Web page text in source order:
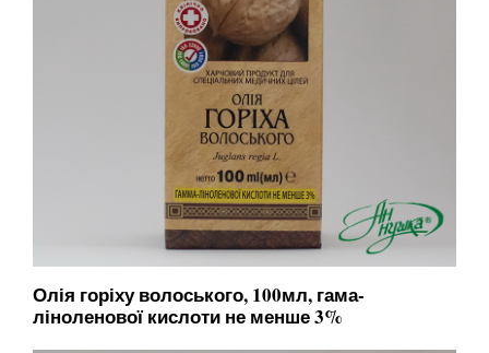
Олія горіху волоського, 100мл, гама-
ліноленової кислоти не менше 3%